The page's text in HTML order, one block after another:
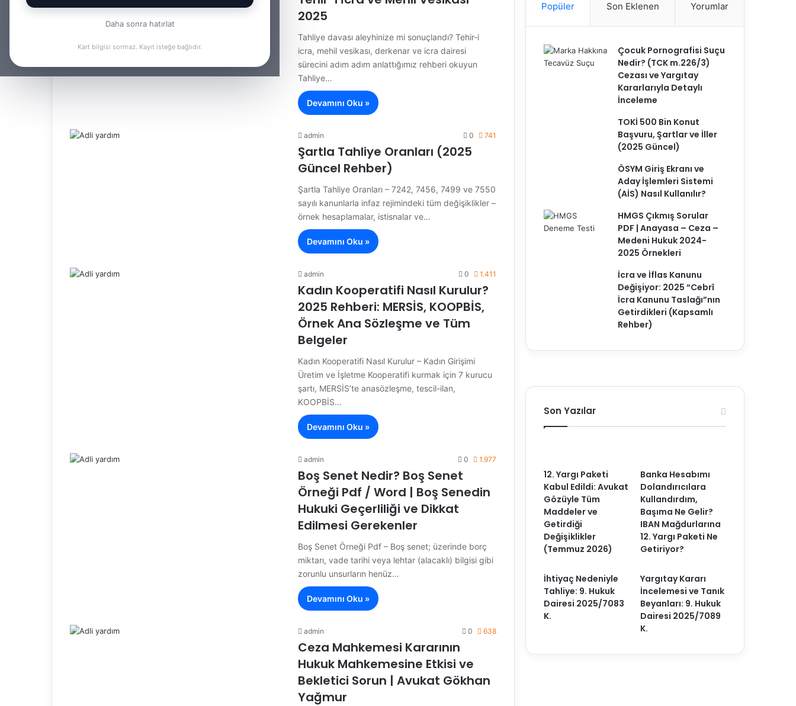
Daha sonra hatırlat
Kart bilgisi sormaz. Kayıt isteğe bağlıdır.
2025
Tahliye davası aleyhinize mi sonuçlandı? Tehir-i
icra, mehil vesikası, derkenar ve icra dairesi
sürecini adım adım anlattığımız rehberi okuyun
Tahliye…
Devamını Oku »
admin 0 741
Şartla Tahliye Oranları (2025
Güncel Rehber)
Şartla Tahliye Oranları – 7242, 7456, 7499 ve 7550
sayılı kanunlarla infaz rejimindeki tüm değişiklikler –
örnek hesaplamalar, istisnalar ve…
Devamını Oku »
admin 0 1.411
Kadın Kooperatifi Nasıl Kurulur?
2025 Rehberi: MERSİS, KOOPBİS,
Örnek Ana Sözleşme ve Tüm
Belgeler
Kadın Kooperatifi Nasıl Kurulur – Kadın Girişimi
Üretim ve İşletme Kooperatifi kurmak için 7 kurucu
şartı, MERSİS’te anasözleşme, tescil-ilan,
KOOPBİS…
Devamını Oku »
admin 0 1.977
Boş Senet Nedir? Boş Senet
Örneği Pdf / Word | Boş Senedin
Hukuki Geçerliliği ve Dikkat
Edilmesi Gerekenler
Boş Senet Örneği Pdf – Boş senet; üzerinde borç
miktarı, vade tarihi veya lehtar (alacaklı) bilgisi gibi
zorunlu unsurların henüz…
Devamını Oku »
admin 0 638
Ceza Mahkemesi Kararının
Hukuk Mahkemesine Etkisi ve
Bekletici Sorun | Avukat Gökhan
Yağmur
Popüler Son Eklenen Yorumlar
Çocuk Pornografisi Suçu
Nedir? (TCK m.226/3)
Cezası ve Yargıtay
Kararlarıyla Detaylı
İnceleme
TOKİ 500 Bin Konut
Başvuru, Şartlar ve İller
(2025 Güncel)
ÖSYM Giriş Ekranı ve
Aday İşlemleri Sistemi
(AİS) Nasıl Kullanılır?
HMGS Çıkmış Sorular
PDF | Anayasa – Ceza –
Medeni Hukuk 2024-
2025 Örnekleri
İcra ve İflas Kanunu
Değişiyor: 2025 “Cebrî
İcra Kanunu Taslağı”nın
Getirdikleri (Kapsamlı
Rehber)
Son Yazılar
12. Yargı Paketi
Kabul Edildi: Avukat
Gözüyle Tüm
Maddeler ve
Getirdiği
Değişiklikler
(Temmuz 2026)
Banka Hesabımı
Dolandırıcılara
Kullandırdım,
Başıma Ne Gelir?
IBAN Mağdurlarına
12. Yargı Paketi Ne
Getiriyor?
İhtiyaç Nedeniyle
Tahliye: 9. Hukuk
Dairesi 2025/7083
K.
Yargıtay Kararı
İncelemesi ve Tanık
Beyanları: 9. Hukuk
Dairesi 2025/7089
K.